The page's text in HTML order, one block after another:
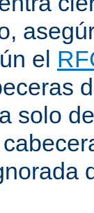
el
solo